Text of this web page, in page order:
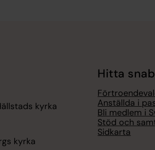
kyrka
kyrka
Hitta
Anställda i
Bli medlem i
Stöd och
Sidkarta